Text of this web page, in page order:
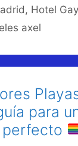
, Hotel
axel
para